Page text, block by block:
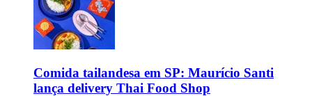
Comida tailandesa em SP: Maurício Santi
lança delivery Thai Food Shop